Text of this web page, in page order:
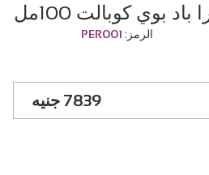
بوي كوبالت 100مل
الرمز:PER001
7839